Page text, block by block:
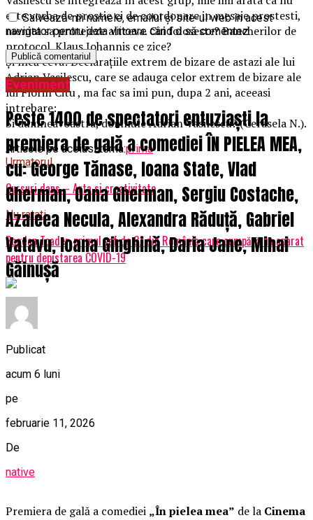
este vorba de prostie ci de coordonare in mesaje prostesti,
menita sa protejeze altceva. Cui foloseste? Bancherilor de
protocol. Klaus Iohannis ce zice?
Și încă ceva: Declarațiile extrem de bizare de astazi ale lui
Adrian Vasilescu, care se adauga celor extrem de bizare ale
lui Florin Citu , ma fac sa imi pun, dupa 2 ani, aceeasi
intrebare:
Si dumneavoastra, domnule Adrian Vasilescu? (Cerasela N.).
Articole pe aceiasi tema:prima
Urmatorul
Cursuri dans – Arta si creativitate
Nu ratati
Bogdan Toader, primul şef de CJ din România care cumpără un aparat
pentru depistarea COVID-19
Salvează-mi numele, emailul și site-ul web în acest
navigator pentru data viitoare când o să comentez.
Eveniment
Peste 1400 de spectatori entuziaști la
premiera de gală a comediei ÎN PIELEA MEA,
cu: George Tănase, Ioana State, Vlad
Gherman, Oana Gherman, Sergiu Costache,
Azaleea Necula, Alexandra Răduță, Gabriel
Vatavu, Ioana Ginghină, Daria Jane, Mihai
Găinușă
Publicat
acum 6 luni
pe
februarie 11, 2026
De
native
Premiera de gală a comediei „În pielea mea” de la Cinema